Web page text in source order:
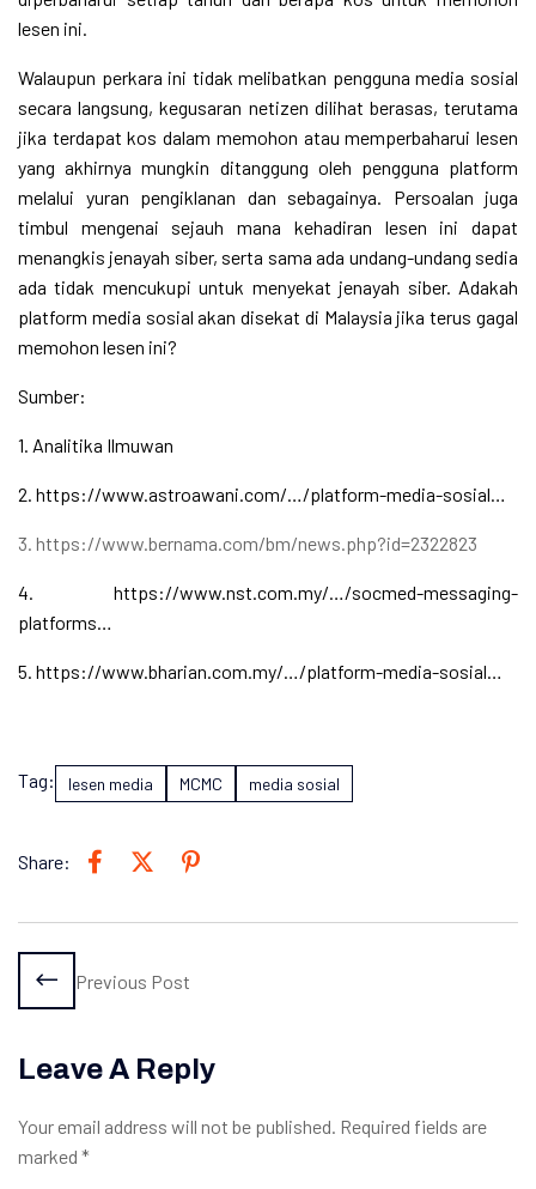
lesen ini.
Walaupun perkara ini tidak melibatkan pengguna media sosial
secara langsung, kegusaran netizen dilihat berasas, terutama
jika terdapat kos dalam memohon atau memperbaharui lesen
yang akhirnya mungkin ditanggung oleh pengguna platform
melalui yuran pengiklanan dan sebagainya. Persoalan juga
timbul mengenai sejauh mana kehadiran lesen ini dapat
menangkis jenayah siber, serta sama ada undang-undang sedia
ada tidak mencukupi untuk menyekat jenayah siber. Adakah
platform media sosial akan disekat di Malaysia jika terus gagal
memohon lesen ini?
Sumber:
1. Analitika Ilmuwan
2. https://www.astroawani.com/…/platform-media-sosial…
3. https://www.bernama.com/bm/news.php?id=2322823
4. https://www.nst.com.my/…/socmed-messaging-
platforms…
5. https://www.bharian.com.my/…/platform-media-sosial…
Tag: lesen media MCMC media sosial
Share:
Previous Post
Leave A Reply
Your email address will not be published. Required fields are
marked *